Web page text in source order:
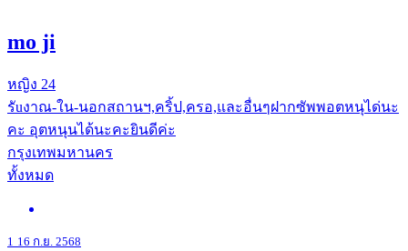
mo ji
หญิง 24
รัuงาณ-ใน-นอกสถานฯ,คริ้ป,ครอ,และอื่นๆฝากซัพพอตหนุได่นะ
คะ อุตหนุนได้นะคะยินดีค่ะ
กรุงเทพมหานคร
ทั้งหมด
1 16 ก.ย. 2568